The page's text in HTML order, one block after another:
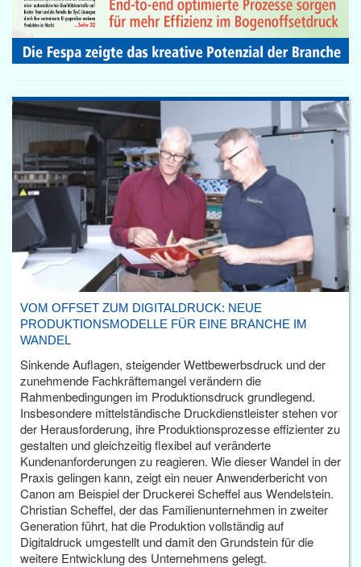
VOM OFFSET ZUM DIGITALDRUCK: NEUE
PRODUKTIONSMODELLE FÜR EINE BRANCHE IM
WANDEL
Sinkende Auflagen, steigender Wettbewerbsdruck und der
zunehmende Fachkräftemangel verändern die
Rahmenbedingungen im Produktionsdruck grundlegend.
Insbesondere mittelständische Druckdienstleister stehen vor
der Herausforderung, ihre Produktionsprozesse effizienter zu
gestalten und gleichzeitig flexibel auf veränderte
Kundenanforderungen zu reagieren. Wie dieser Wandel in der
Praxis gelingen kann, zeigt ein neuer Anwenderbericht von
Canon am Beispiel der Druckerei Scheffel aus Wendelstein.
Christian Scheffel, der das Familienunternehmen in zweiter
Generation führt, hat die Produktion vollständig auf
Digitaldruck umgestellt und damit den Grundstein für die
weitere Entwicklung des Unternehmens gelegt.